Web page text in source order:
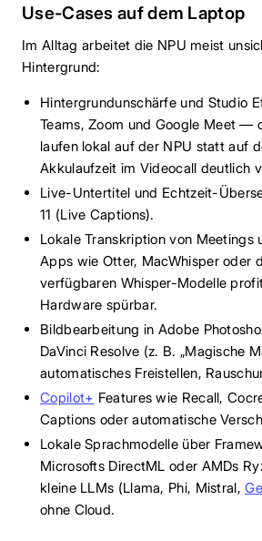
Use-Cases auf dem Laptop
Im Alltag arbeitet die NPU meist
Hintergrund:
Hintergrundunschärfe und Studio
Teams, Zoom und Google Meet —
laufen lokal auf der NPU statt auf
Akkulaufzeit im Videocall deutlich
Live-Untertitel und Echtzeit-
11 (Live Captions).
Lokale Transkription von
Apps wie Otter, MacWhisper oder
verfügbaren Whisper-Modelle
Hardware spürbar.
Bildbearbeitung in Adobe
DaVinci Resolve (z. B. „Magische
automatisches Freistellen,
Copilot+ Features wie Recall,
Captions oder automatische
Lokale Sprachmodelle über
Microsofts DirectML oder AMDs
kleine LLMs (Llama, Phi, Mistral,
ohne Cloud.